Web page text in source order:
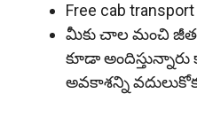
Free cab
మీకు చాల మంచి
కూడా
అవకాశన్ని